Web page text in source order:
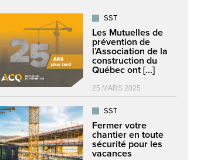
SST
Les Mutuelles de
prévention de
l’Association de la
construction du
Québec ont [...]
25 MARS 2025
SST
Fermer votre
chantier en toute
sécurité pour les
vacances